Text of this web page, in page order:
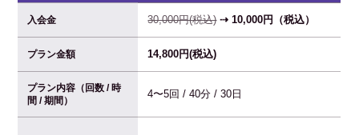
入会金 30,000円(税込)⇢ 10,000円（税込）
プラン金額 14,800円(税込)
プラン内容（回数 / 時
間 / 期間）
4〜5回 / 40分 / 30日